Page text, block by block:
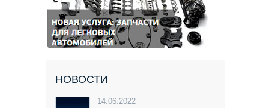
НОВОСТИ
14.06.2022